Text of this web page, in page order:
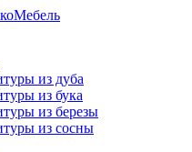
из дуба
из бука
из березы
из сосны